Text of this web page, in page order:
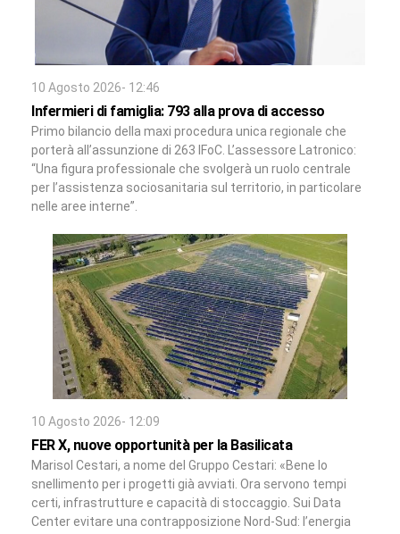
10 Agosto 2026- 12:46
Infermieri di famiglia: 793 alla prova di accesso
Primo bilancio della maxi procedura unica regionale che
porterà all’assunzione di 263 IFoC. L’assessore Latronico:
“Una figura professionale che svolgerà un ruolo centrale
per l’assistenza sociosanitaria sul territorio, in particolare
nelle aree interne”.
10 Agosto 2026- 12:09
FER X, nuove opportunità per la Basilicata
Marisol Cestari, a nome del Gruppo Cestari: «Bene lo
snellimento per i progetti già avviati. Ora servono tempi
certi, infrastrutture e capacità di stoccaggio. Sui Data
Center evitare una contrapposizione Nord-Sud: l’energia